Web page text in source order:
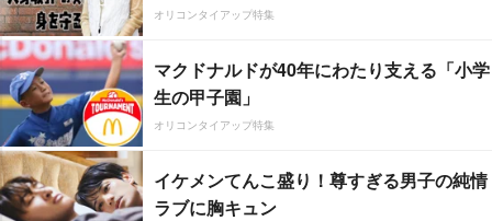
オリコンタイアップ特集
マクドナルドが40年にわたり支える「小学
生の甲子園」
オリコンタイアップ特集
イケメンてんこ盛り！尊すぎる男子の純情
ラブに胸キュン